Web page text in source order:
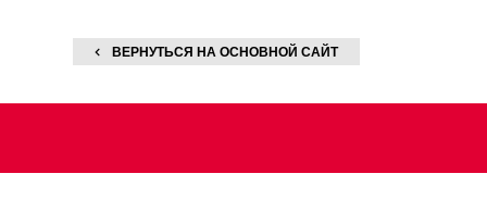
ВЕРНУТЬСЯ НА ОСНОВНОЙ САЙТ